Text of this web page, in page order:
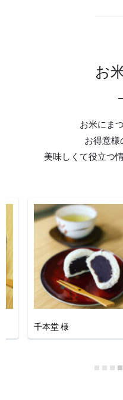
お
お米にま
お得意様
美味しくて役立つ
菓匠 雅庵 様